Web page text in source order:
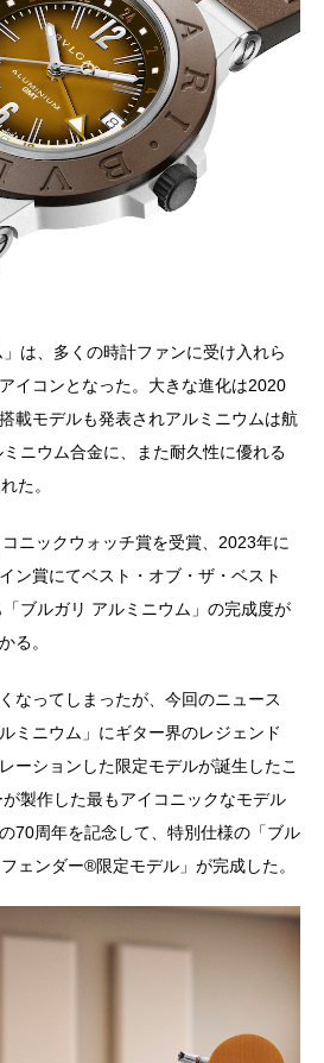
」は、多くの時計ファンに受け入れら
イコンとなった。大きな進化は2020
載モデルも発表されアルミニウムは航
ニウム合金に、また耐久性に優れる
た。
ニックウォッチ賞を受賞、2023年に
ン賞にてベスト・オブ・ザ・ベスト
ブルガリ アルミニウム」の完成度が
る。
なってしまったが、今回のニュース
ミニウム」にギター界のレジェンド
ーションした限定モデルが誕生したこ
製作した最もアイコニックなモデル
70周年を記念して、特別仕様の「ブル
ェンダー®️限定モデル」が完成した。